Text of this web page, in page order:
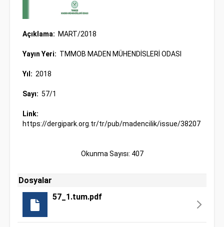
Açıklama: MART/2018
Yayın Yeri: TMMOB MADEN MÜHENDİSLERİ ODASI
Yıl: 2018
Sayı: 57/1
Link:
https://dergipark.org.tr/tr/pub/madencilik/issue/38207
Okunma Sayısı: 407
Dosyalar
57_1.tum.pdf